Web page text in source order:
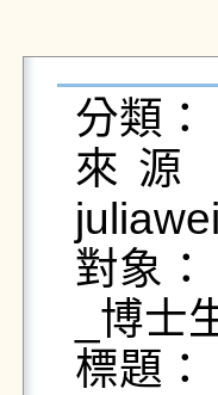
分類
來
對象
_博士
標題